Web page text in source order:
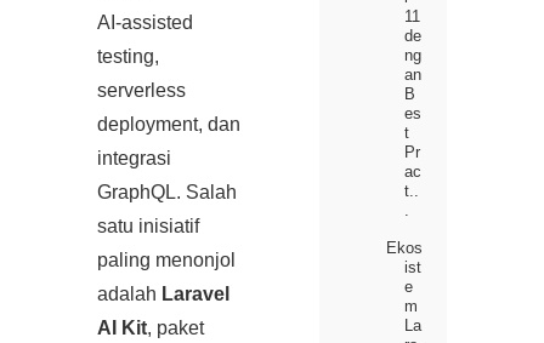
AI‑assisted
testing,
serverless
deployment, dan
integrasi
GraphQL. Salah
satu inisiatif
paling menonjol
adalah Laravel
AI Kit, paket
11
de
ng
an
B
es
t
Pr
ac
t..
Ekos
ist
e
m
La